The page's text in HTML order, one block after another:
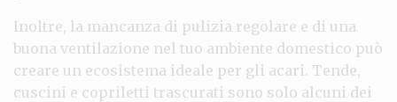
Inoltre, la mancanza di pulizia regolare e di una
buona ventilazione nel tuo ambiente domestico può
creare un ecosistema ideale per gli acari. Tende,
cuscini e copriletti trascurati sono solo alcuni dei